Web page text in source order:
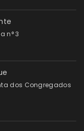
n° 3
dos Congregados